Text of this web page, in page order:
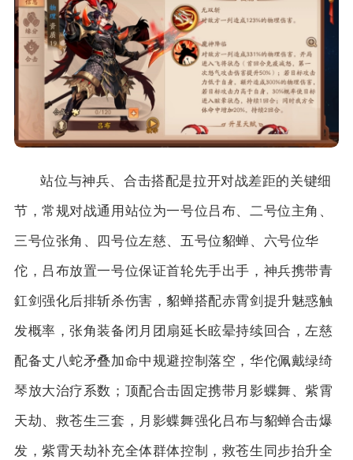
站位与神兵、合击搭配是拉开对战差距的关键细
节，常规对战通用站位为一号位吕布、二号位主角、
三号位张角、四号位左慈、五号位貂蝉、六号位华
佗，吕布放置一号位保证首轮先手出手，神兵携带青
釭剑强化后排斩杀伤害，貂蝉搭配赤霄剑提升魅惑触
发概率，张角装备闭月团扇延长眩晕持续回合，左慈
配备丈八蛇矛叠加命中规避控制落空，华佗佩戴绿绮
琴放大治疗系数；顶配合击固定携带月影蝶舞、紫霄
天劫、救苍生三套，月影蝶舞强化吕布与貂蝉合击爆
发，紫霄天劫补充全体群体控制，救苍生同步抬升全